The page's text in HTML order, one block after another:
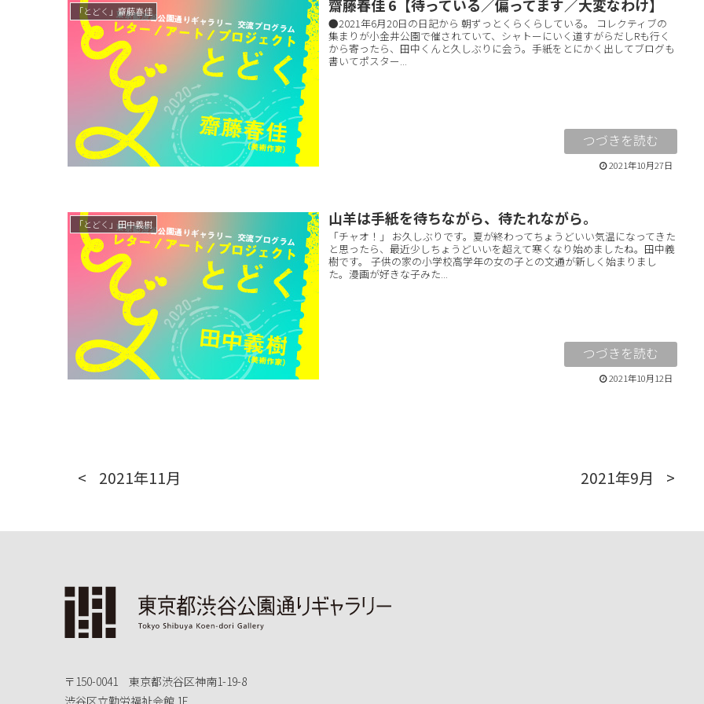
「とどく」齋藤春佳 齋藤春佳 6【待っている／偏ってます／大変なわけ】
●2021年6月20日の日記から 朝ずっとくらくらしている。 コレクティブの
集まりが小金井公園で催されていて、シャトーにいく道すがらだしRも行く
から寄ったら、田中くんと久しぶりに会う。手紙をとにかく出してブログも
書いてポスター...
2021年10月27日
「とどく」田中義樹 山羊は手紙を待ちながら、待たれながら。
「チャオ！」 お久しぶりです。夏が終わってちょうどいい気温になってきた
と思ったら、最近少しちょうどいいを超えて寒くなり始めましたね。田中義
樹です。 子供の家の小学校高学年の女の子との文通が新しく始まりまし
た。漫画が好きな子みた...
2021年10月12日
2021年11月 2021年9月
〒150-0041 東京都渋谷区神南1-19-8
渋谷区立勤労福祉会館 1F